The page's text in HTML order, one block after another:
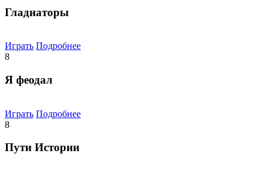
Гладиаторы
Играть Подробнее
8
Я феодал
Играть Подробнее
8
Пути Истории